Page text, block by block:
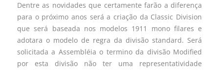
Dentre as novidades que certamente farão a diferença
para o próximo anos será a criação da Classic Division
que será baseada nos modelos 1911 mono filares e
adotara o modelo de regra da divisão standard. Será
solicitada a Assembléia o termino da divisão Modified
por esta divisão não ter uma representatividade